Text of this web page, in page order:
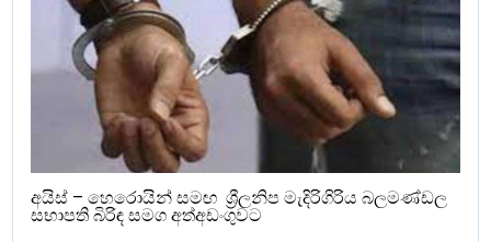
අයිස් – හෙරොයින් සමඟ ශ්‍රීලනිප මැදිරිගිරිය බලමණ්ඩල
සභාපති බිරිඳ සමග අත්අඩංගුවට